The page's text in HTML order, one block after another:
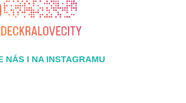
NÁS I NA INSTAGRAMU